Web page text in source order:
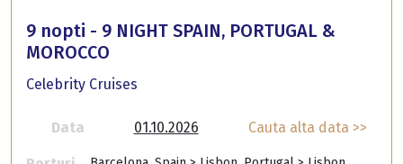
9 nopti - 9 NIGHT SPAIN, PORTUGAL &
MOROCCO
Celebrity Cruises
Data 01.10.2026 Cauta alta data >>